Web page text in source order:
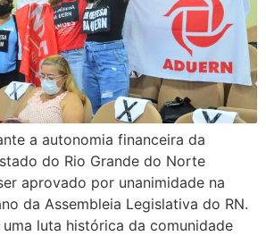
a autonomia financeira da
do Rio Grande do Norte
aprovado por unanimidade na
da Assembleia Legislativa do RN.
luta histórica da comunidade